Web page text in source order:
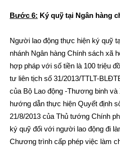
Bước 6: Ký quỹ tại Ngân hàng
Người lao động thực hiện ký quỹ
nhánh Ngân hàng Chính sách xã
hợp pháp với số tiền là 100 triệu
tư liên tịch số 31/2013/TTLT-
của Bộ Lao động -Thương binh
hướng dẫn thực hiện Quyết định
21/8/2013 của Thủ tướng Chính
ký quỹ đối với người lao động đi
Chương trình cấp phép việc làm